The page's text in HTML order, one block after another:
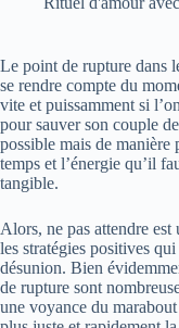
Le point de rupture dans
se rendre compte du
vite et puissamment si
poursauver son couple
possible mais de
temps et l’énergie qu’il
tangible.
Alors, ne pas attendre est
les stratégies positives
désunion. Bien
de rupture sont
une voyance du